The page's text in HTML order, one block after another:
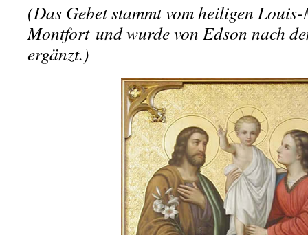
(Das Gebet stammt vom heiligen
Montfort und wurde von Edson nach
ergänzt.)